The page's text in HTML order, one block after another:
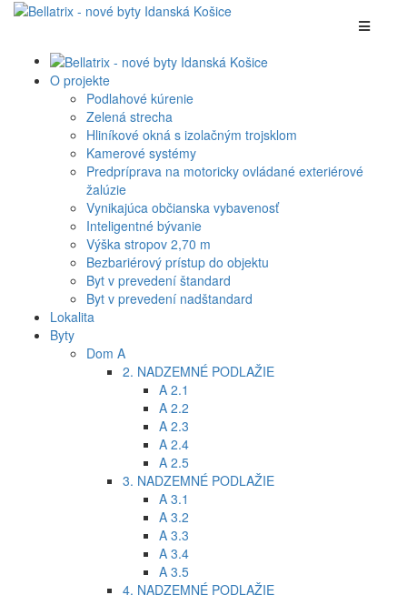
O projekte
Podlahové kúrenie
Zelená strecha
Hliníkové okná s izolačným trojsklom
Kamerové systémy
Predpríprava na motoricky ovládané exteriérové
žalúzie
Vynikajúca občianska vybavenosť
Inteligentné bývanie
Výška stropov 2,70 m
Bezbariérový prístup do objektu
Byt v prevedení štandard
Byt v prevedení nadštandard
Lokalita
Byty
Dom A
2. NADZEMNÉ PODLAŽIE
A 2.1
A 2.2
A 2.3
A 2.4
A 2.5
3. NADZEMNÉ PODLAŽIE
A 3.1
A 3.2
A 3.3
A 3.4
A 3.5
4. NADZEMNÉ PODLAŽIE